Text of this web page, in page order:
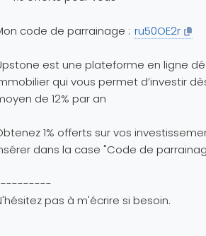
code de parrainage : ru50OE2r
est une plateforme en ligne
qui vous permet d’investir
de 12% par an
1% offerts sur vos
dans la case "Code de
pas à m'écrire si besoin.